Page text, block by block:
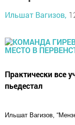
Ильшат Вагизов,
Практически все
пьедестал
Ильшат Вагизов,